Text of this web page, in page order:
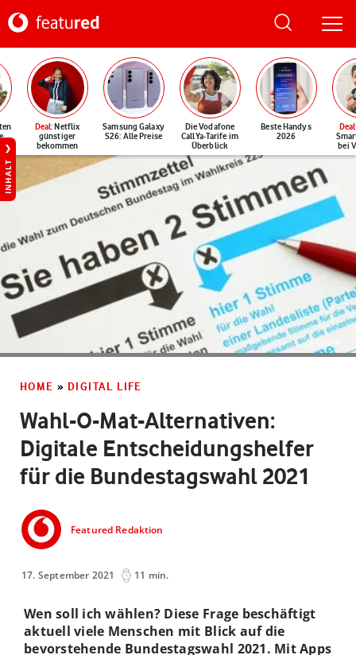
Deal: Netflix
günstiger
bekommen
Samsung Galaxy
S26: Alle Preise
Die Vodafone
CallYa-Tarife im
Überblick
Beste Handys
2026
Deal
bei
INHALT
©iStock
HOME » DIGITAL LIFE
Wahl-O-Mat-Alternativen:
Digitale Entscheidungshelfer
für die Bundestagswahl 2021
Featured Redaktion
17. September 2021 11 min.
Wen soll ich wählen? Diese Frage beschäftigt
aktuell viele Menschen mit Blick auf die
bevorstehende Bundestagswahl 2021. Mit Apps